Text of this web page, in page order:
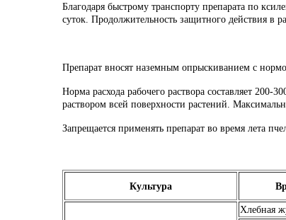
Благодаря быстрому транспорту препарата по
суток. Продолжительность защитного действия в
Препарат вносят наземным опрыскиванием с
Норма расхода рабочего раствора составляет
раствором всей поверхности растений.
Запрещается применять препарат во время лета
Культура
Хлебная